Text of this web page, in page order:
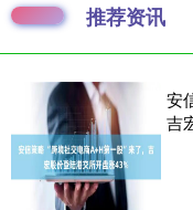
推荐资讯
安
吉